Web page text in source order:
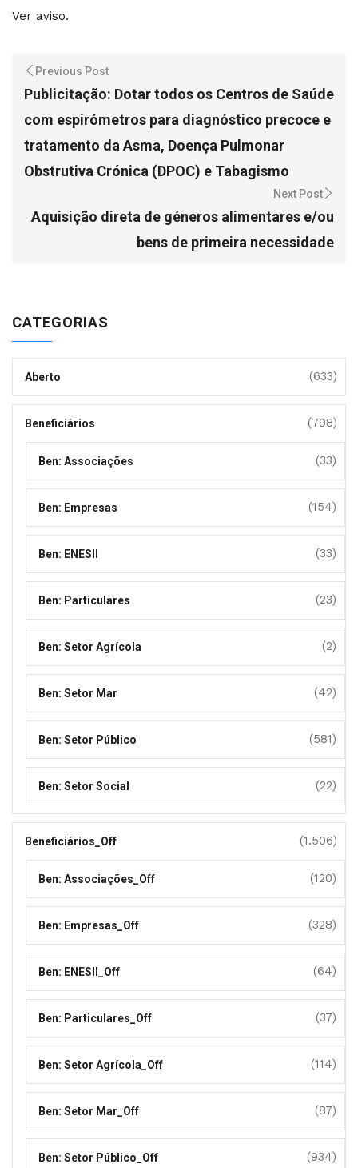
Ver aviso.
Previous Post
Publicitação: Dotar todos os Centros de Saúde
com espirómetros para diagnóstico precoce e
tratamento da Asma, Doença Pulmonar
Obstrutiva Crónica (DPOC) e Tabagismo
Next Post
Aquisição direta de géneros alimentares e/ou
bens de primeira necessidade
CATEGORIAS
Aberto (633)
Beneficiários (798)
Ben: Associações (33)
Ben: Empresas (154)
Ben: ENESII (33)
Ben: Particulares (23)
Ben: Setor Agrícola (2)
Ben: Setor Mar (42)
Ben: Setor Público (581)
Ben: Setor Social (22)
Beneficiários_Off (1.506)
Ben: Associações_Off (120)
Ben: Empresas_Off (328)
Ben: ENESII_Off (64)
Ben: Particulares_Off (37)
Ben: Setor Agrícola_Off (114)
Ben: Setor Mar_Off (87)
Ben: Setor Público_Off (934)